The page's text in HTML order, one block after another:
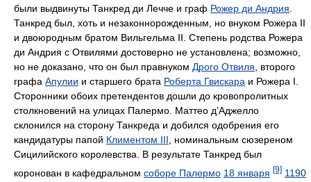
были выдвинуты Танкред ди Лечче и граф Рожер ди Андрия
Танкред был, хоть и незаконнорожденным, но внуком Рожера II
и двоюродным братом Вильгельма II. Степень родства Рожера
ди Андрия с Отвилями достоверно не установлена; возможно,
но не доказано, что он был правнуком Дрого Отвиля , второго
графа Апулии и старшего брата Роберта Гвискара и Рожера I.
Сторонники обоих претендентов дошли до кровопролитных
столкновений на улицах Палермо. Маттео д’Аджелло
склонился на сторону Танкреда и добился одобрения его
кандидатуры папой Климентом III , номинальным сюзереном
Сицилийского королевства. В результате Танкред был
коронован в кафедральном соборе Палермо 18 января [9] 1190